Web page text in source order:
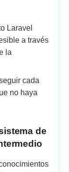
Laravel
a través
la
cada
no haya
de